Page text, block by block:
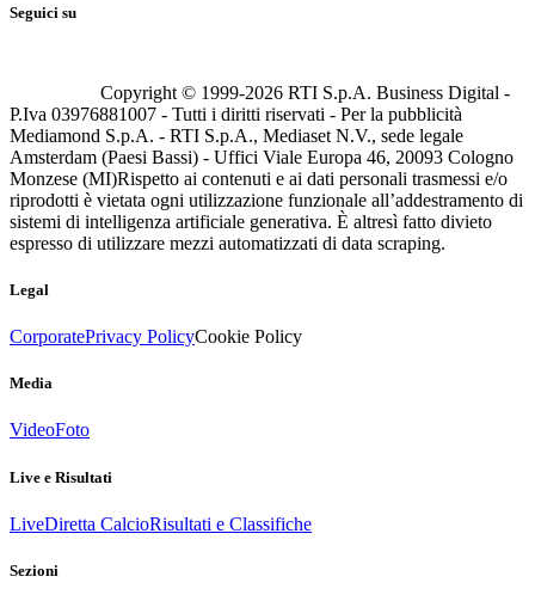
Seguici su
Copyright © 1999-2026 RTI S.p.A. Business Digital -
P.Iva 03976881007 - Tutti i diritti riservati - Per la pubblicità
Mediamond S.p.A. - RTI S.p.A., Mediaset N.V., sede legale
Amsterdam (Paesi Bassi) - Uffici Viale Europa 46, 20093 Cologno
Monzese (MI)Rispetto ai contenuti e ai dati personali trasmessi e/o
riprodotti è vietata ogni utilizzazione funzionale all’addestramento di
sistemi di intelligenza artificiale generativa. È altresì fatto divieto
espresso di utilizzare mezzi automatizzati di data scraping.
Legal
CorporatePrivacy PolicyCookie Policy
Media
VideoFoto
Live e Risultati
LiveDiretta CalcioRisultati e Classifiche
Sezioni